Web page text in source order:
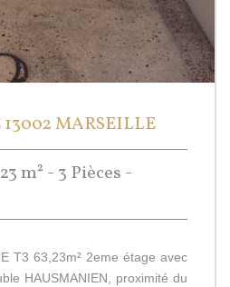
MARSEILLE
m² - 3 Pièces -
T3 63,23m² 2eme étage avec
HAUSMANIEN, proximité du